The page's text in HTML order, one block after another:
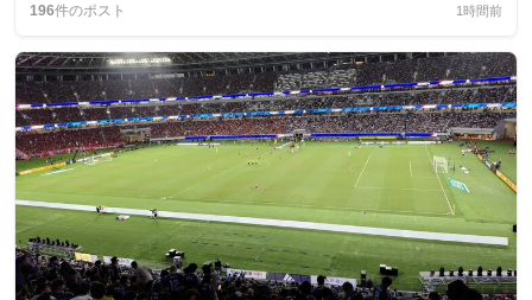
196件のポスト 1時間前